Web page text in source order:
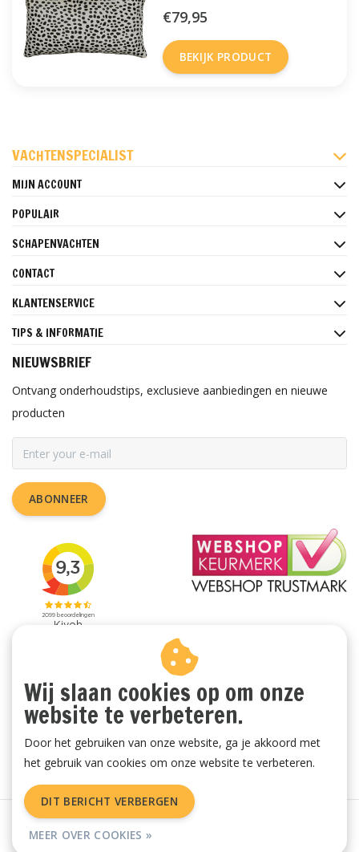
€79,95
BEKIJK PRODUCT
VACHTENSPECIALIST
MIJN ACCOUNT
POPULAIR
SCHAPENVACHTEN
CONTACT
KLANTENSERVICE
TIPS & INFORMATIE
NIEUWSBRIEF
Ontvang onderhoudstips, exclusieve aanbiedingen en nieuwe
producten
ABONNEER
Algemene voorwaarden | Privacy Policy
Wij slaan cookies op om onze
website te verbeteren.
Door het gebruiken van onze website, ga je akkoord met
het gebruik van cookies om onze website te verbeteren.
DIT BERICHT VERBERGEN
MEER OVER COOKIES »